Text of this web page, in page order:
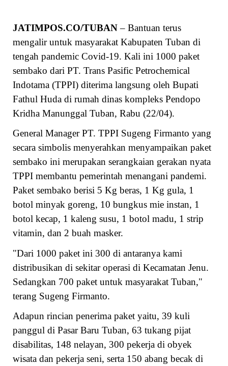
JATIMPOS.CO/TUBAN– Bantuan terus
mengalir untuk masyarakat Kabupaten Tuban di
tengah pandemic Covid-19. Kali ini 1000 paket
sembako dari PT. Trans Pasific Petrochemical
Indotama (TPPI) diterima langsung oleh Bupati
Fathul Huda di rumah dinas kompleks Pendopo
Kridha Manunggal Tuban, Rabu (22/04).
General Manager PT. TPPI Sugeng Firmanto yang
secara simbolis menyerahkan menyampaikan paket
sembako ini merupakan serangkaian gerakan nyata
TPPI membantu pemerintah menangani pandemi.
Paket sembako berisi 5 Kg beras, 1 Kg gula, 1
botol minyak goreng, 10 bungkus mie instan, 1
botol kecap, 1 kaleng susu, 1 botol madu, 1 strip
vitamin, dan 2 buah masker.
"Dari 1000 paket ini 300 di antaranya kami
distribusikan di sekitar operasi di Kecamatan Jenu.
Sedangkan 700 paket untuk masyarakat Tuban,"
terang Sugeng Firmanto.
Adapun rincian penerima paket yaitu, 39 kuli
panggul di Pasar Baru Tuban, 63 tukang pijat
disabilitas, 148 nelayan, 300 pekerja di obyek
wisata dan pekerja seni, serta 150 abang becak di